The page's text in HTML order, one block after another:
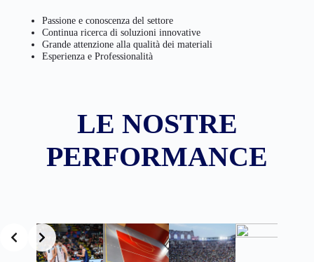
Passione e conoscenza del settore
Continua ricerca di soluzioni innovative
Grande attenzione alla qualità dei materiali
Esperienza e Professionalità
LE NOSTRE
PERFORMANCE